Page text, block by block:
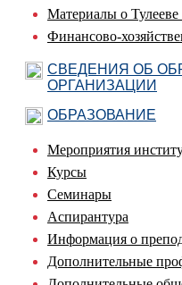
Материалы о
Финансово-
СВЕДЕНИЯ ОБ
ОРГАНИЗАЦИИ
ОБРАЗОВАНИЕ
Мероприятия
Курсы
Семинары
Аспирантура
Информация о
Дополнительные